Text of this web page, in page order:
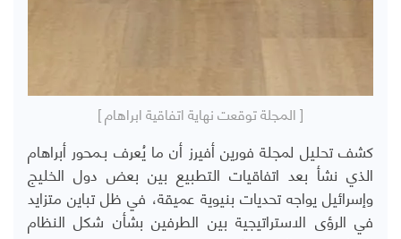
[ المجلة توقعت نهاية اتفاقية ابراهام ]
كشف تحليل لمجلة فورين أفيرز أن ما يُعرف بـمحور أبراهام
الذي نشأ بعد اتفاقيات التطبيع بين بعض دول الخليج
وإسرائيل يواجه تحديات بنيوية عميقة، في ظل تباين متزايد
في الرؤى الاستراتيجية بين الطرفين بشأن شكل النظام